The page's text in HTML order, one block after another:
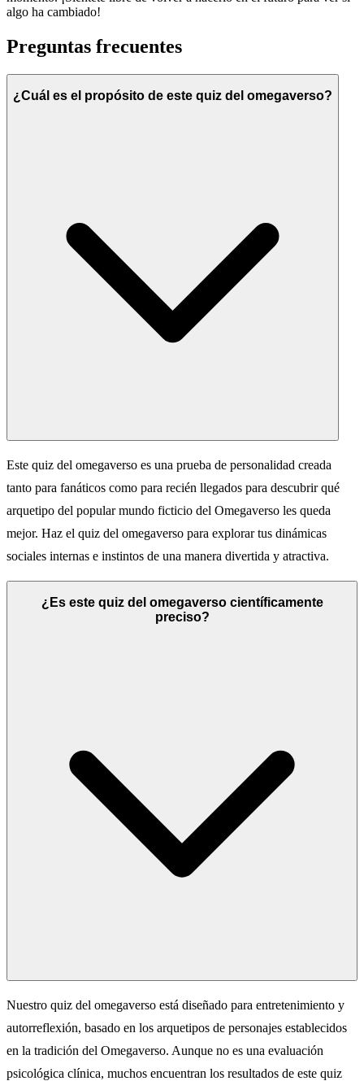
algo ha cambiado!
Preguntas frecuentes
¿Cuál es el propósito de este quiz del omegaverso?
Este quiz del omegaverso es una prueba de personalidad creada
tanto para fanáticos como para recién llegados para descubrir qué
arquetipo del popular mundo ficticio del Omegaverso les queda
mejor. Haz el quiz del omegaverso para explorar tus dinámicas
sociales internas e instintos de una manera divertida y atractiva.
¿Es este quiz del omegaverso científicamente
preciso?
Nuestro quiz del omegaverso está diseñado para entretenimiento y
autorreflexión, basado en los arquetipos de personajes establecidos
en la tradición del Omegaverso. Aunque no es una evaluación
psicológica clínica, muchos encuentran los resultados de este quiz